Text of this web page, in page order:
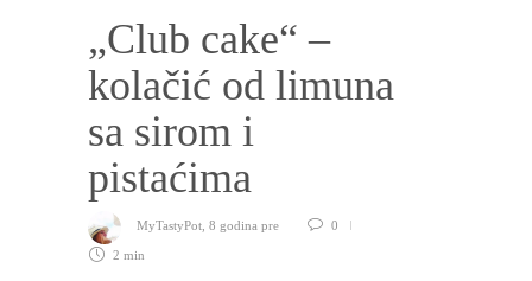
„Club cake“ –
kolačić od limuna
sa sirom i
pistaćima
MyTastyPot, 8 godina pre 0
2 min